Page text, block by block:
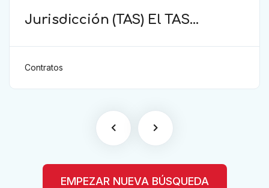
Jurisdicción (TAS) El TAS
cláusula de sumisión
jurisdiccional en el contrato del
Contratos
EMPEZAR NUEVA BÚSQUEDA